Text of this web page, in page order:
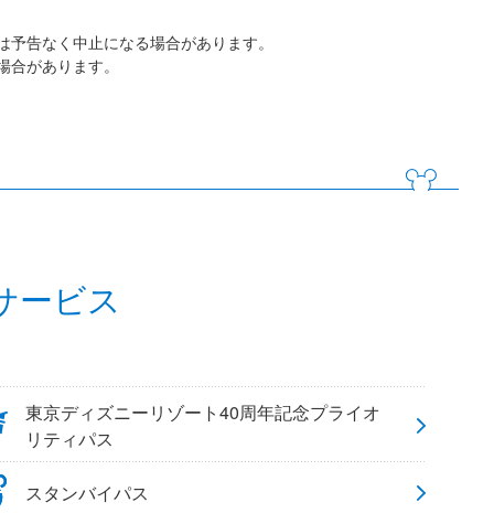
告なく中止になる場合があります。
があります。
ービス
東京ディズニーリゾート40周年記念プライオ
リティパス
スタンバイパス